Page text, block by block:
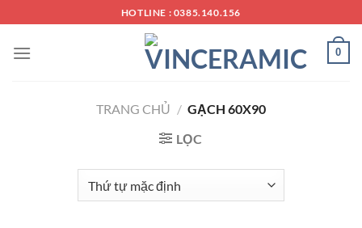
đến
nội
HOTLINE : 0385.140.156
0
TRANG CHỦ / GẠCH 60X90
LỌC